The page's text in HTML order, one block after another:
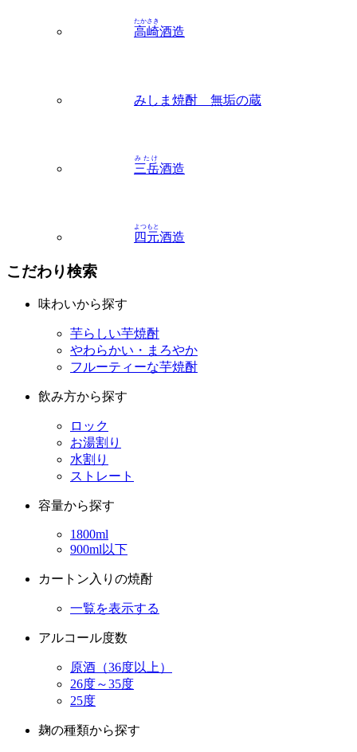
高崎
たかさき
酒造
みしま焼酎 無垢の蔵
三岳
みたけ
酒造
四元
よつもと
酒造
こだわり検索
味わいから探す
芋らしい芋焼酎
やわらかい・まろやか
フルーティーな芋焼酎
飲み方から探す
ロック
お湯割り
水割り
ストレート
容量から探す
1800ml
900ml以下
カートン入りの焼酎
一覧を表示する
アルコール度数
原酒（36度以上）
26度～35度
25度
麹の種類から探す